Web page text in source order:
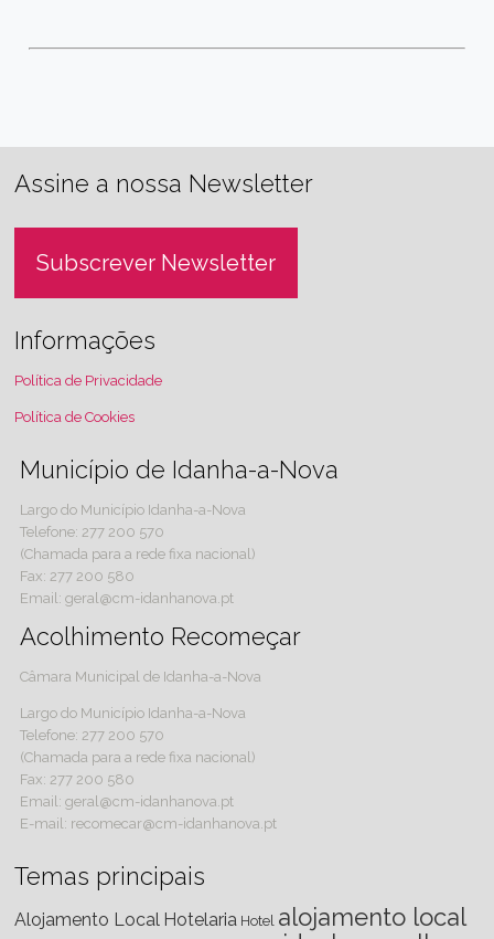
Assine a nossa Newsletter
Subscrever Newsletter
Informações
Política de Privacidade
Política de Cookies
Município de Idanha-a-Nova
Largo do Município Idanha-a-Nova
Telefone: 277 200 570
(Chamada para a rede fixa nacional)
Fax: 277 200 580
Email: geral@cm-idanhanova.pt
Acolhimento Recomeçar
Câmara Municipal de Idanha-a-Nova
Largo do Município Idanha-a-Nova
Telefone: 277 200 570
(Chamada para a rede fixa nacional)
Fax: 277 200 580
Email: geral@cm-idanhanova.pt
E-mail: recomecar@cm-idanhanova.pt
Temas principais
Alojamento Local Hotelaria Hotel alojamento local